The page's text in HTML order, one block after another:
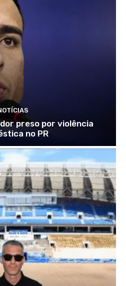
preso por violência
no PR